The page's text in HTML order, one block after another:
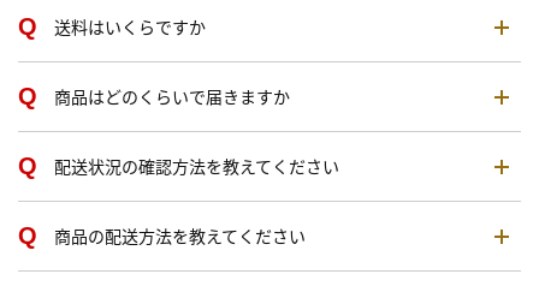
送料はいくらですか
商品はどのくらいで届きますか
配送状況の確認方法を教えてください
商品の配送方法を教えてください